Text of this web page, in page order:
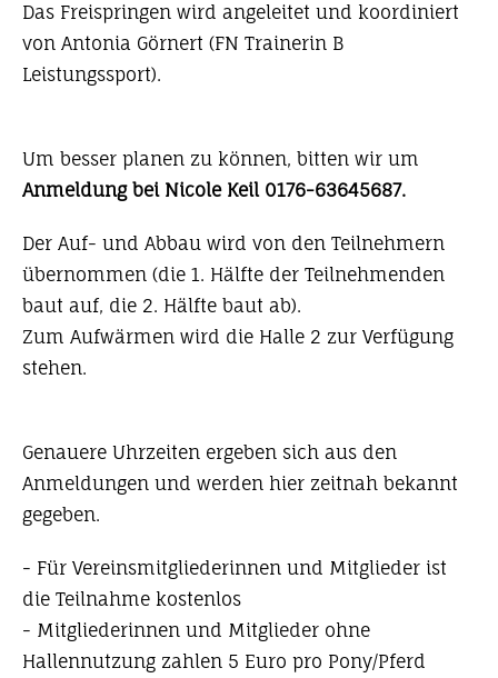
Das Freispringen wird angeleitet und koordiniert
von Antonia Görnert (FN Trainerin B
Leistungssport).
Um besser planen zu können, bitten wir um
Anmeldung bei Nicole Keil 0176-63645687.
Der Auf- und Abbau wird von den Teilnehmern
übernommen (die 1. Hälfte der Teilnehmenden
baut auf, die 2. Hälfte baut ab).
Zum Aufwärmen wird die Halle 2 zur Verfügung
stehen.
Genauere Uhrzeiten ergeben sich aus den
Anmeldungen und werden hier zeitnah bekannt
gegeben.
- Für Vereinsmitgliederinnen und Mitglieder ist
die Teilnahme kostenlos
- ⁠Mitgliederinnen und Mitglieder ohne
Hallennutzung zahlen 5 Euro pro Pony/Pferd